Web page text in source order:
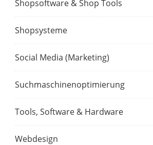
Shopsoftware & Shop Tools
Shopsysteme
Social Media (Marketing)
Suchmaschinenoptimierung
Tools, Software & Hardware
Webdesign